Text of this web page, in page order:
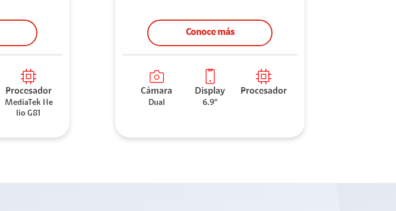
Procesador
MediaTek He
lio G81
Conoce más
Cámara
Dual
Display
6.9"
Procesador